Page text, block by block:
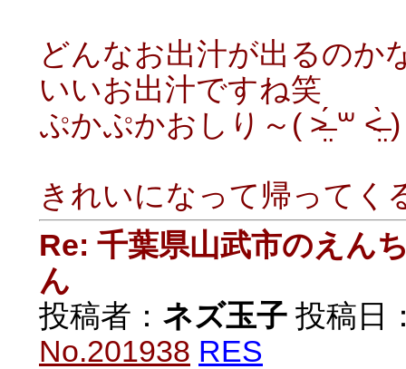
どんなお出汁が出るのか
いいお出汁ですね笑
ぷかぷかおしり～( ˃̶̤́ ꒳ ˂̶̤̀ )
きれいになって帰ってく
Re: 千葉県山武市のえん
ん
投稿者： ネズ玉子 投稿日
No.201938 RES